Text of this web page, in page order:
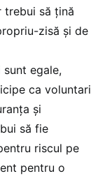
trebui să țină
zisă și de
egale,
ca voluntari
și
să fie
riscul pe
pentru o